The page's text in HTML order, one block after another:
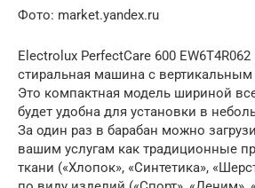
Фото: market.yandex.ru
Electrolux PerfectCare 600
стиральная машина с вертикальным
Это компактная модель шириной
будет удобна для установки в
За один раз в барабан можно
вашим услугам как традиционные
ткани («Хлопок», «Синтетика»,